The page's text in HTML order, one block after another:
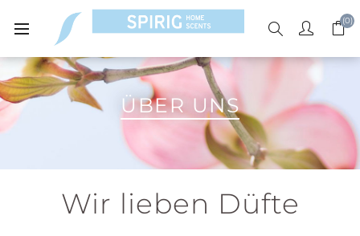
(0)
ÜBER UNS
Wir lieben Düfte